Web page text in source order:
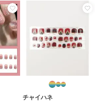
チャイハネ